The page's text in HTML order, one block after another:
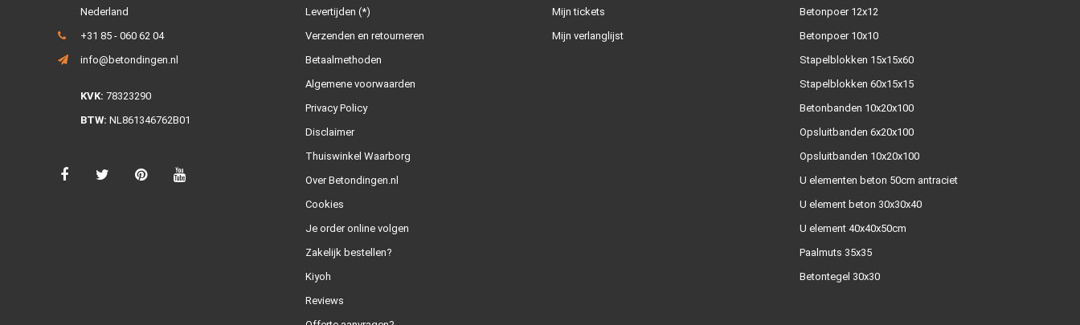
Nederland
+31 85 - 060 62 04
info@betondingen.nl
KVK: 78323290
BTW: NL861346762B01
Levertijden (*)
Verzenden en retourneren
Betaalmethoden
Algemene voorwaarden
Privacy Policy
Disclaimer
Thuiswinkel Waarborg
Over Betondingen.nl
Cookies
Je order online volgen
Zakelijk bestellen?
Kiyoh
Reviews
Mijn tickets
Mijn verlanglijst
Betonpoer 12x12
Betonpoer 10x10
Stapelblokken 15x15x60
Stapelblokken 60x15x15
Betonbanden 10x20x100
Opsluitbanden 6x20x100
Opsluitbanden 10x20x100
U elementen beton 50cm antraciet
U element beton 30x30x40
U element 40x40x50cm
Paalmuts 35x35
Betontegel 30x30